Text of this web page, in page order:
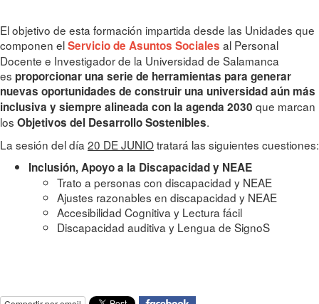
El objetivo de esta formación impartida desde las Unidades que
componen elServicio de Asuntos Sociales al Personal
Docente e Investigador de la Universidad de Salamanca
es proporcionar una serie de herramientas para generar
nuevas oportunidades de construir una universidad aún más
inclusiva y siempre alineada con la agenda 2030 que marcan
los Objetivos del Desarrollo Sostenibles.
La sesión del día 20 DE JUNIOtratará las siguientes cuestiones:
Inclusión, Apoyo a la Discapacidad y NEAE
Trato a personas con discapacidad y NEAE
Ajustes razonables en discapacidad y NEAE
Accesibilidad Cognitiva y Lectura fácil
Discapacidad auditiva y Lengua de SignoS